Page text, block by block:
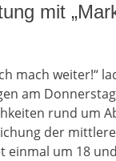
mit
mach weiter!“
am
rund um
der
einmal um 18